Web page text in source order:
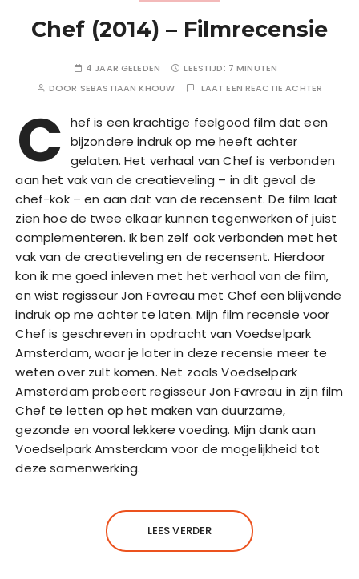
Chef (2014) – Filmrecensie
4 JAAR GELEDEN LEESTIJD: 7 MINUTEN
DOOR SEBASTIAAN KHOUW LAAT EEN REACTIE ACHTER
C hef is een krachtige feelgood film dat een
bijzondere indruk op me heeft achter
gelaten. Het verhaal van Chef is verbonden
aan het vak van de creatieveling – in dit geval de
chef-kok – en aan dat van de recensent. De film laat
zien hoe de twee elkaar kunnen tegenwerken of juist
complementeren. Ik ben zelf ook verbonden met het
vak van de creatieveling en de recensent. Hierdoor
kon ik me goed inleven met het verhaal van de film,
en wist regisseur Jon Favreau met Chef een blijvende
indruk op me achter te laten. Mijn film recensie voor
Chef is geschreven in opdracht van Voedselpark
Amsterdam, waar je later in deze recensie meer te
weten over zult komen. Net zoals Voedselpark
Amsterdam probeert regisseur Jon Favreau in zijn film
Chef te letten op het maken van duurzame,
gezonde en vooral lekkere voeding. Mijn dank aan
Voedselpark Amsterdam voor de mogelijkheid tot
deze samenwerking.
LEES VERDER